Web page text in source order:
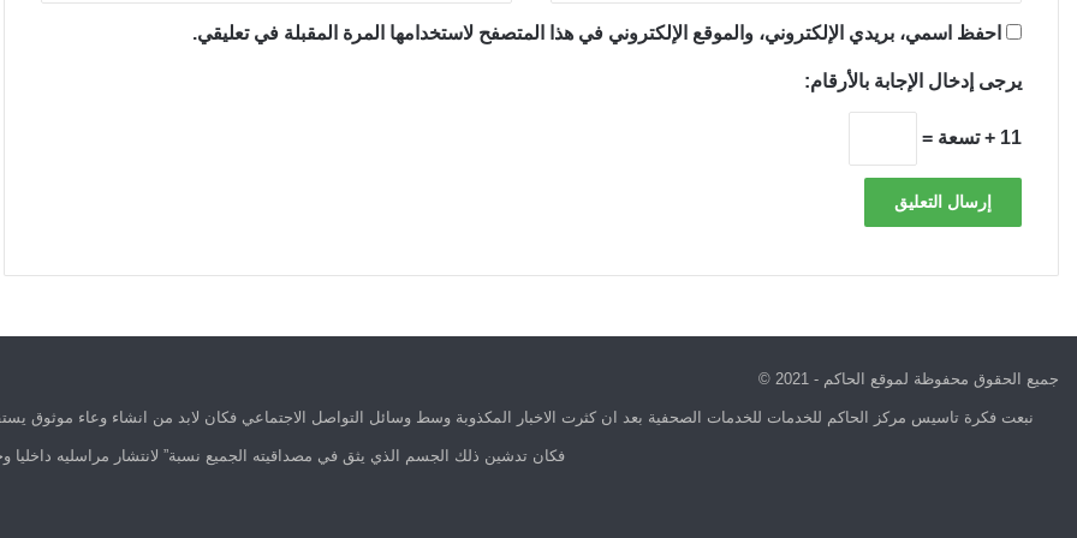
احفظ اسمي، بريدي الإلكتروني، والموقع الإلكتروني في هذا المتصفح لاستخدامها المرة المقبلة في تعليقي.
يرجى إدخال الإجابة بالأرقام:
11 + تسعة =
جميع الحقوق محفوظة لموقع الحاكم - 2021 ©
نبعت فكرة تاسيس مركز الحاكم للخدمات للخدمات الصحفية بعد ان كثرت الاخبار المكذوبة وسط وسائل التواصل الاجتماعي فكان لابد من انشاء وعاء موثوق
فكان تدشين ذلك الجسم الذي يثق في مصداقيته الجميع نسبة” لانتشار مراسليه داخليا